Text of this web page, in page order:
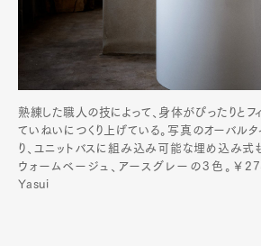
熟練した職人の技によって、身体がぴったりとフ
ていねいにつくり上げている。写真のオーバルタ
り、ユニットバスに組み込み可能な埋め込み式も
ウォームベージュ、アースグレーの3色。
Yasui